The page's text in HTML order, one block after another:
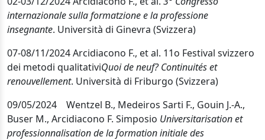
internazionale sulla formatzione e la professione
insegnante. Università di Ginevra (Svizzera)
07-08/11/2024 Arcidiacono F., et al. 11o Festival svizzero
dei metodi qualitativiQuoi de neuf? Continuités et
renouvellement. Università di Friburgo (Svizzera)
09/05/2024 Wentzel B., Medeiros Sarti F., Gouin J.-A.,
Buser M., Arcidiacono F. Simposio Universitarisation et
professionnalisation de la formation initiale des